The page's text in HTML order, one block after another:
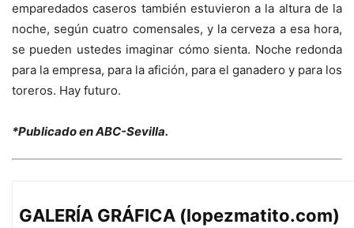
emparedados caseros también estuvieron a la altura de la
noche, según cuatro comensales, y la cerveza a esa hora,
se pueden ustedes imaginar cómo sienta. Noche redonda
para la empresa, para la afición, para el ganadero y para los
toreros. Hay futuro.
*Publicado en ABC-Sevilla.
GALERÍA GRÁFICA (lopezmatito.com)